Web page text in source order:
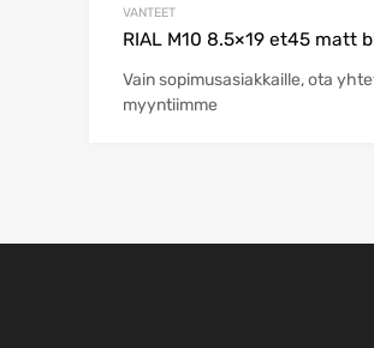
VANTEET
RIAL M10 8.5×19 et45 matt
Vain sopimusasiakkaille, ota
myyntiimme